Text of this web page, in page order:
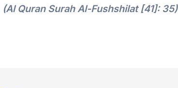
(Al Quran Surah Al-Fushshilat [41]: 35)